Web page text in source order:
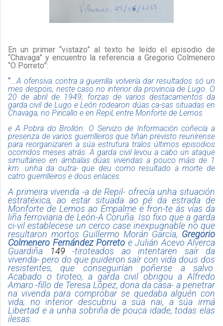
En un primer “vistazo” al texto he leído el episodio de
“Chavaga” y encuentro la referencia a Gregorio Colmenero
“O Porreto”:
“...A ofensiva contra a guerrilla volvería dar resultados só un
mes despois, neste caso no interior da provincia de Lugo. O
20 de abril de 1949, forzas de varios destacamentos da
garda civil de Lugo e León rodearon dúas ca-sas situadas en
Chavaga, no Piricallo e en Repil, entre Monforte de Lemos
e A Pobra do Brollón. O Servizo de Información coñecía a
presenza de varios guerrilleiros que tiñan previsto reunírense
para reorganizaren a súa estrutura tralos últimos episodios
ocorridos meses atrás. A garda civil levou a cabo un ataque
simultáneo en ámbalas dúas vivendas a pouco máis de 1
km. unha da outra- que deu como resultado a morte de
catro guerrilleiros e dous enlaces.
A primeira vivenda -a de Repil- ofrecía unha situación
estratéxica, ao estar situada ao pé da estrada de
Monforte de Lemos ao Empalme e fron-te ás vías da
liña ferroviaria de León-A Coruña. Iso fixo que a garda
ci-vil establecese un cerco case inexpugnable no que
resultaron mortos Guillermo Morán García, Gregorio
Colmenero Fernández Porreto e Julián Acevo Alverca
Guardiña
149 -tiroteados ao intentaren saír da
vivenda- pero do que puideron saír con vida dous dos
resistentes, que conseguirían poñerse a salvo.
Acabado o tiroteo, a garda civil obrigou a Alfredo
Amaro -fillo de Teresa López, dona da casa- a penetrar
na vivenda para comprobar se quedaba alguén con
vida; no interior descubriu a súa nai, a súa irmá
Libertad e a unha sobriña de pouca idade, todas elas
ilesas.